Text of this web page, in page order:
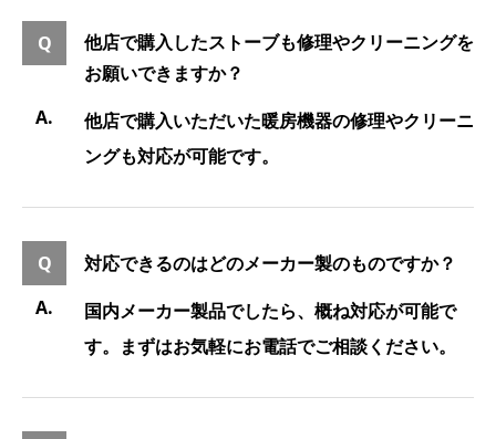
他店で購入したストーブも修理やクリーニングを
お願いできますか？
他店で購入いただいた暖房機器の修理やクリーニ
ングも対応が可能です。
対応できるのはどのメーカー製のものですか？
国内メーカー製品でしたら、概ね対応が可能で
す。まずはお気軽にお電話でご相談ください。